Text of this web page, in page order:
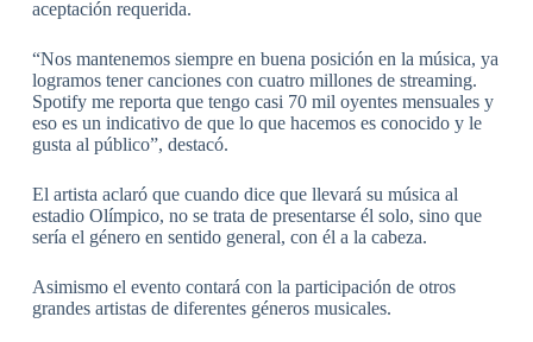
aceptación requerida.
“Nos mantenemos siempre en buena posición en la música, ya
logramos tener canciones con cuatro millones de streaming.
Spotify me reporta que tengo casi 70 mil oyentes mensuales y
eso es un indicativo de que lo que hacemos es conocido y le
gusta al público”, destacó.
El artista aclaró que cuando dice que llevará su música al
estadio Olímpico, no se trata de presentarse él solo, sino que
sería el género en sentido general, con él a la cabeza.
Asimismo el evento contará con la participación de otros
grandes artistas de diferentes géneros musicales.